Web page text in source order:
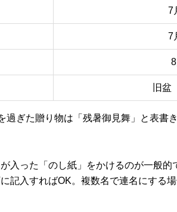
7
7
旧盆
ぎた贈り物は「残暑御見舞」と表書
入った「のし紙」をかけるのが一般
記入すればOK。複数名で連名にする